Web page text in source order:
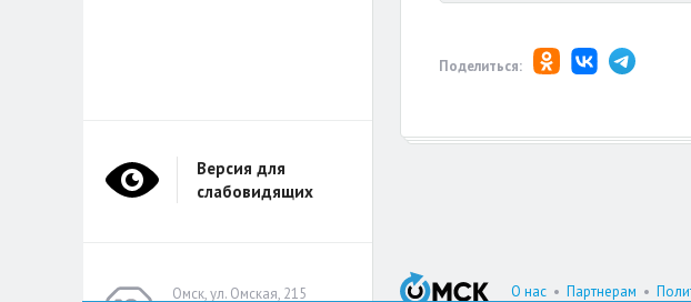
Поделиться:
О нас• Партнерам •
Омск, ул. Омская, 215
Версия для
слабовидящих